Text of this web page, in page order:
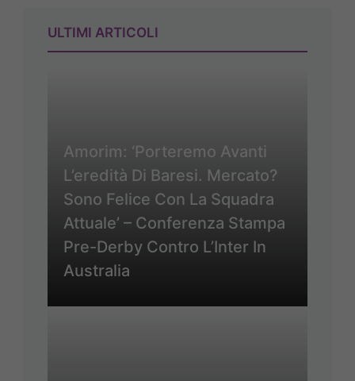
ULTIMI ARTICOLI
Amorim: ‘Porteremo Avanti
L’eredità Di Baresi. Mercato?
Sono Felice Con La Squadra
Attuale’ – Conferenza Stampa
Pre-Derby Contro L’Inter In
Australia